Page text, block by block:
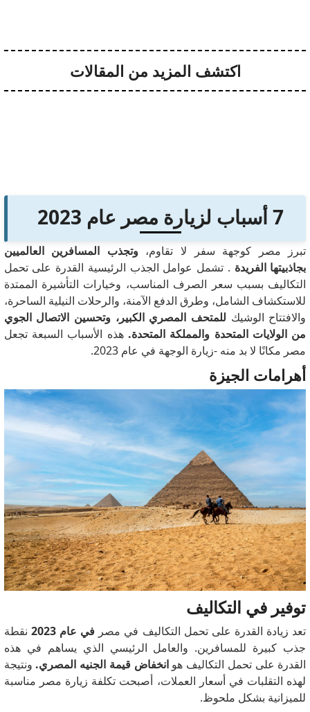
اكتشف المزيد من المقالات
7 أسباب لزيارة مصر عام 2023
تبرز مصر كوجهة سفر لا تقاوم،وتجذب المسافرين العالميين
بجاذبيتها الفريدة . تشمل عوامل الجذب الرئيسية القدرة على تحمل
التكاليف بسبب سعر الصرف المناسب، وخيارات التأشيرة الممتدة
للاستكشاف الشامل، وطرق الدفع الآمنة، والرحلات النيلية الساحرة،
والافتتاح الوشيك للمتحف المصري الكبير، وتحسين الاتصال الجوي
من الولايات المتحدة والمملكة المتحدة. هذه الأسباب السبعة تجعل
مصر مكانًا لا بد منه -زيارة الوجهة في عام 2023.
أهرامات الجيزة
توفير في التكاليف
تعد زيادة القدرة على تحمل التكاليف في مصر في عام 2023
نقطة
جذب كبيرة للمسافرين. والعامل الرئيسي الذي يساهم في هذه
القدرة على تحمل التكاليف هوانخفاض قيمة الجنيه المصري. ونتيجة
لهذه التقلبات في أسعار العملات، أصبحت تكلفة زيارة مصر مناسبة
للميزانية بشكل ملحوظ.